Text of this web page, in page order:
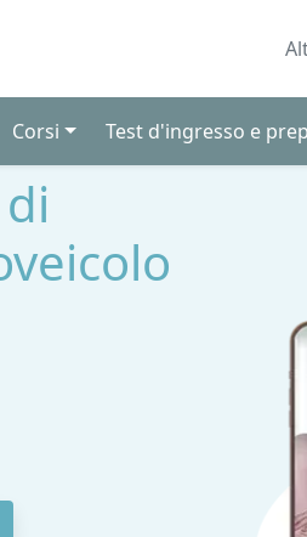
Corsi Test d'ingresso e